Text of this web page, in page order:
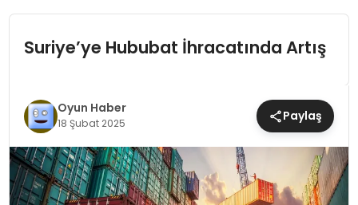
EĞITIM
MAGAZIN
Suriye’ye Hububat İhracatında Artış
Oyun Haber
18 Şubat 2025 Paylaş